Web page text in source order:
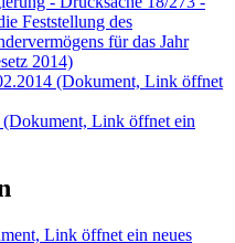
Feststellung des
für das Jahr
2014)
(Dokument, Link öffnet
(Dokument, Link öffnet ein
Link öffnet ein neues